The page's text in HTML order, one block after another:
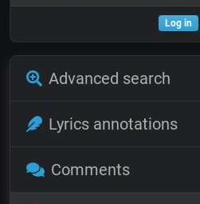
Log in
Advanced search
Lyrics annotations
Comments